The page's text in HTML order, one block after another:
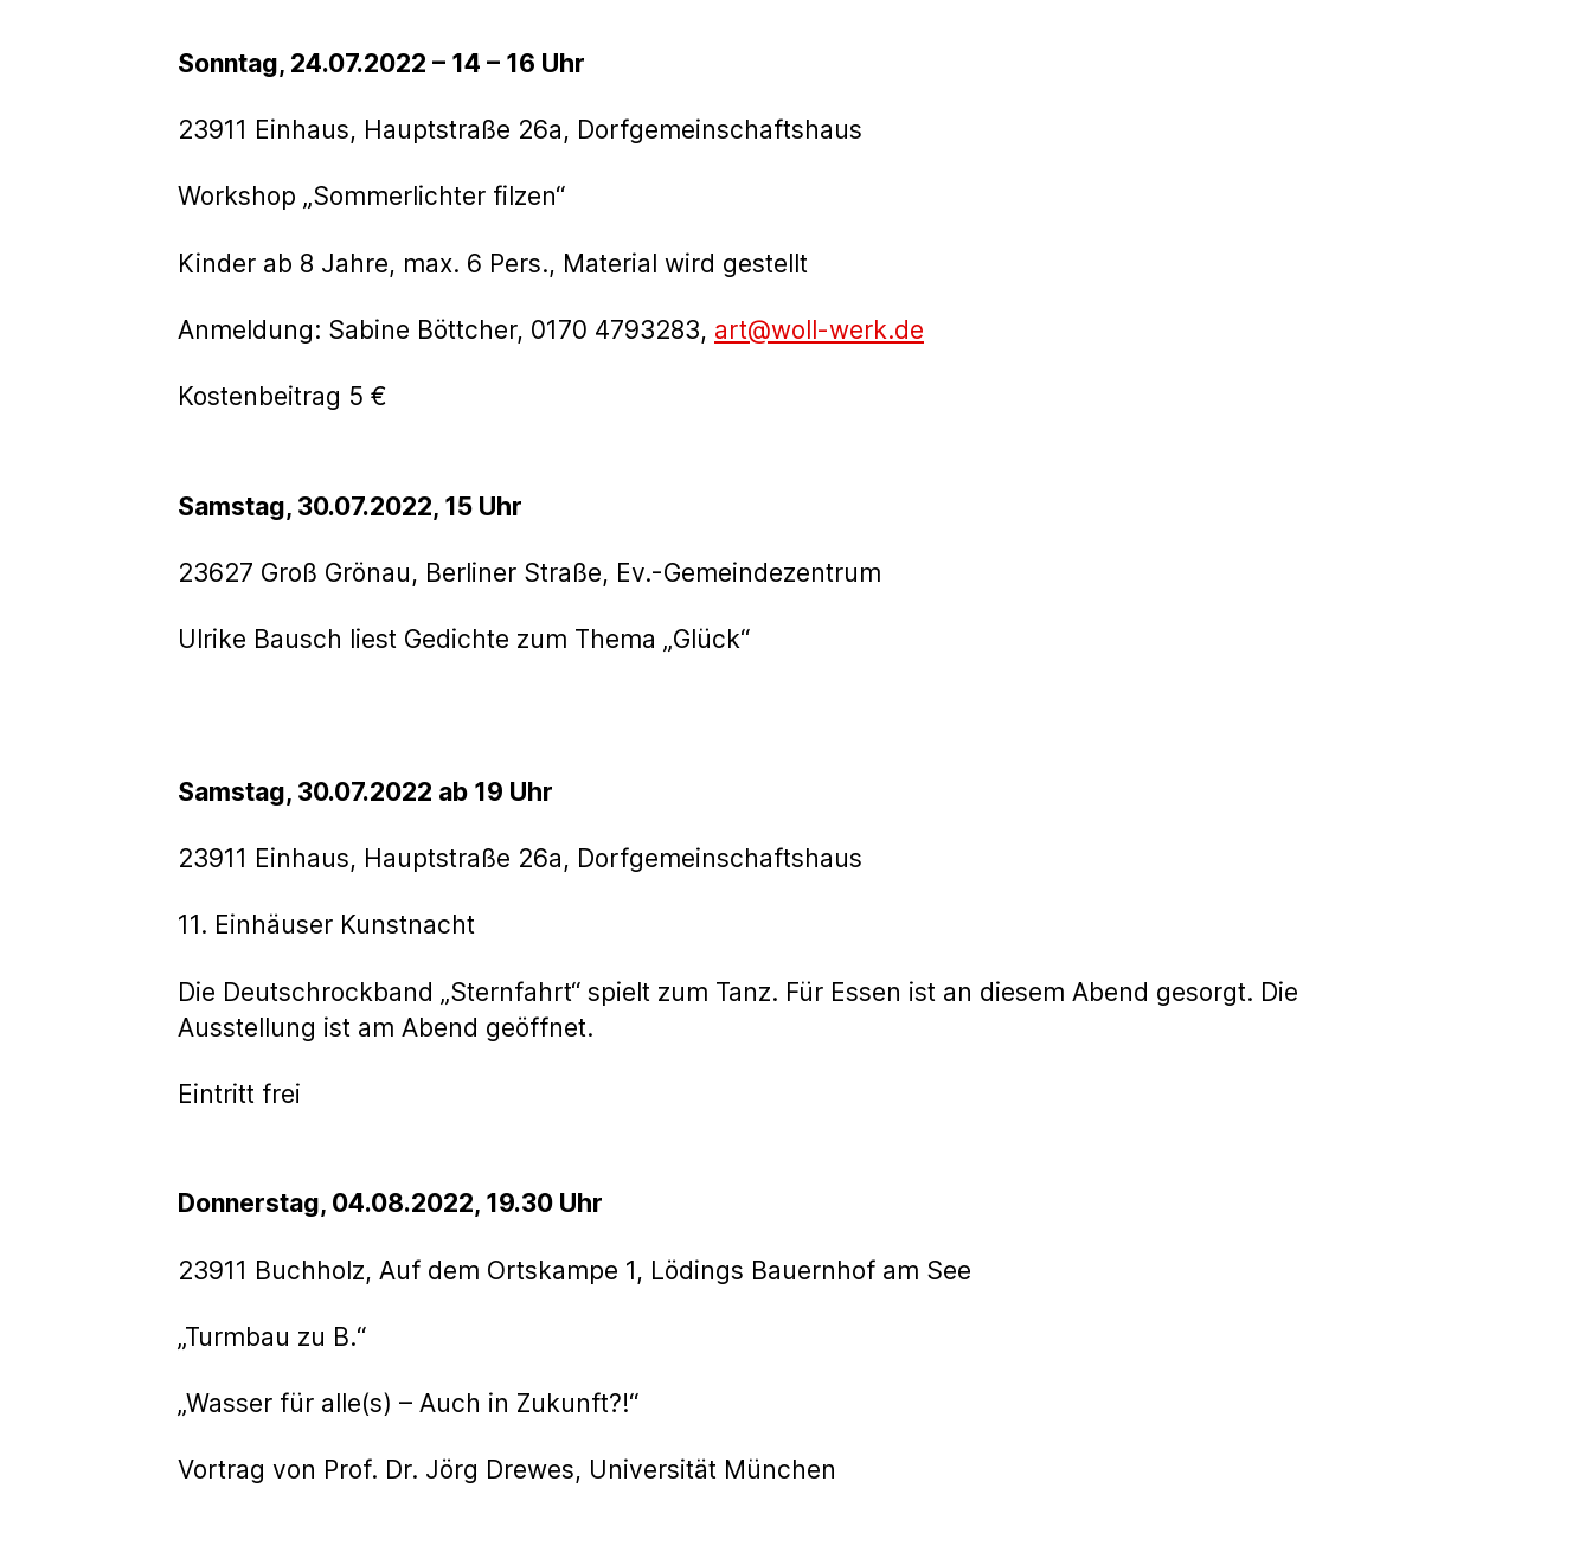
Sonntag, 24.07.2022 – 14 – 16 Uhr
23911 Einhaus, Hauptstraße 26a, Dorfgemeinschaftshaus
Workshop „Sommerlichter filzen“
Kinder ab 8 Jahre, max. 6 Pers., Material wird gestellt
Anmeldung: Sabine Böttcher, 0170 4793283, art@woll-werk.de
Kostenbeitrag 5 €
Samstag, 30.07.2022, 15 Uhr
23627 Groß Grönau, Berliner Straße, Ev.-Gemeindezentrum
Ulrike Bausch liest Gedichte zum Thema „Glück“
Samstag, 30.07.2022 ab 19 Uhr
23911 Einhaus, Hauptstraße 26a, Dorfgemeinschaftshaus
11. Einhäuser Kunstnacht
Die Deutschrockband „Sternfahrt“ spielt zum Tanz. Für Essen ist an diesem Abend gesorgt. Die
Ausstellung ist am Abend geöffnet.
Eintritt frei
Donnerstag, 04.08.2022, 19.30 Uhr
23911 Buchholz, Auf dem Ortskampe 1, Lödings Bauernhof am See
„Turmbau zu B.“
„Wasser für alle(s) – Auch in Zukunft?!“
Vortrag von Prof. Dr. Jörg Drewes, Universität München